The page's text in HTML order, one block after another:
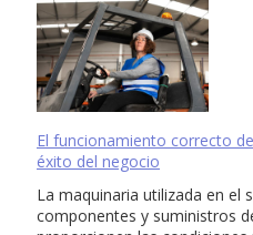
El funcionamiento correcto
éxito del negocio
La maquinaria utilizada en el
componentes y suministros